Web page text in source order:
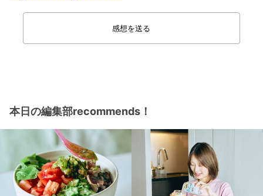
感想を送る
本日の編集部recommends！